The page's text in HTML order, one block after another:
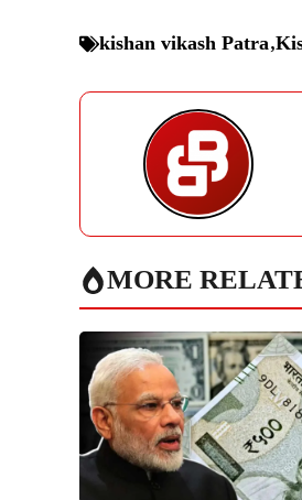
kishan vikash Patra,
MORE